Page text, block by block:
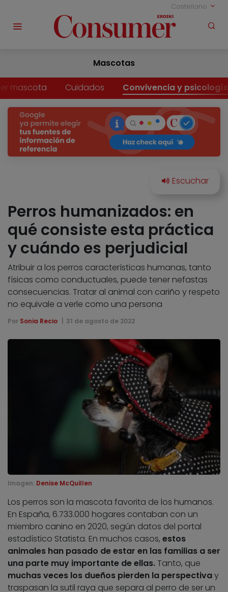
Castellano
Mascotas
mascota Cuidados Convivencia y
Perros humanizados: en
qué consiste esta práctica
y cuándo es perjudicial
Atribuir a los perros características humanas, tanto
físicas como conductuales, puede tener nefastas
consecuencias. Tratar al animal con cariño y respeto
no equivale a verle como una persona
Por Sonia Recio 31 de agosto de 2022
Imagen: Denise McQuillen
Los perros son la mascota favorita de los humanos.
En España, 6.733.000 hogares contaban con un
miembro canino en 2020, según datos del portal
estadístico Statista. En muchos casos, estos
animales han pasado de estar en las familias a ser
una parte muy importante de ellas.Tanto, que
muchas veces los dueños pierden la perspectivay
traspasan la sutil raya que separa al perro de ser un